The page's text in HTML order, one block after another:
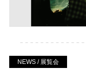
NEWS / 展覧会